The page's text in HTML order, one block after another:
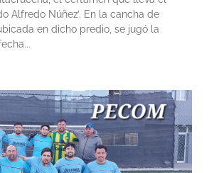
Alfredo Núñez’. En la cancha de
en dicho predio, se jugó la